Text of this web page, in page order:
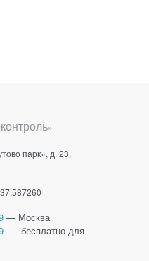
»
парк», д. 23,
— Москва
— бесплатно для